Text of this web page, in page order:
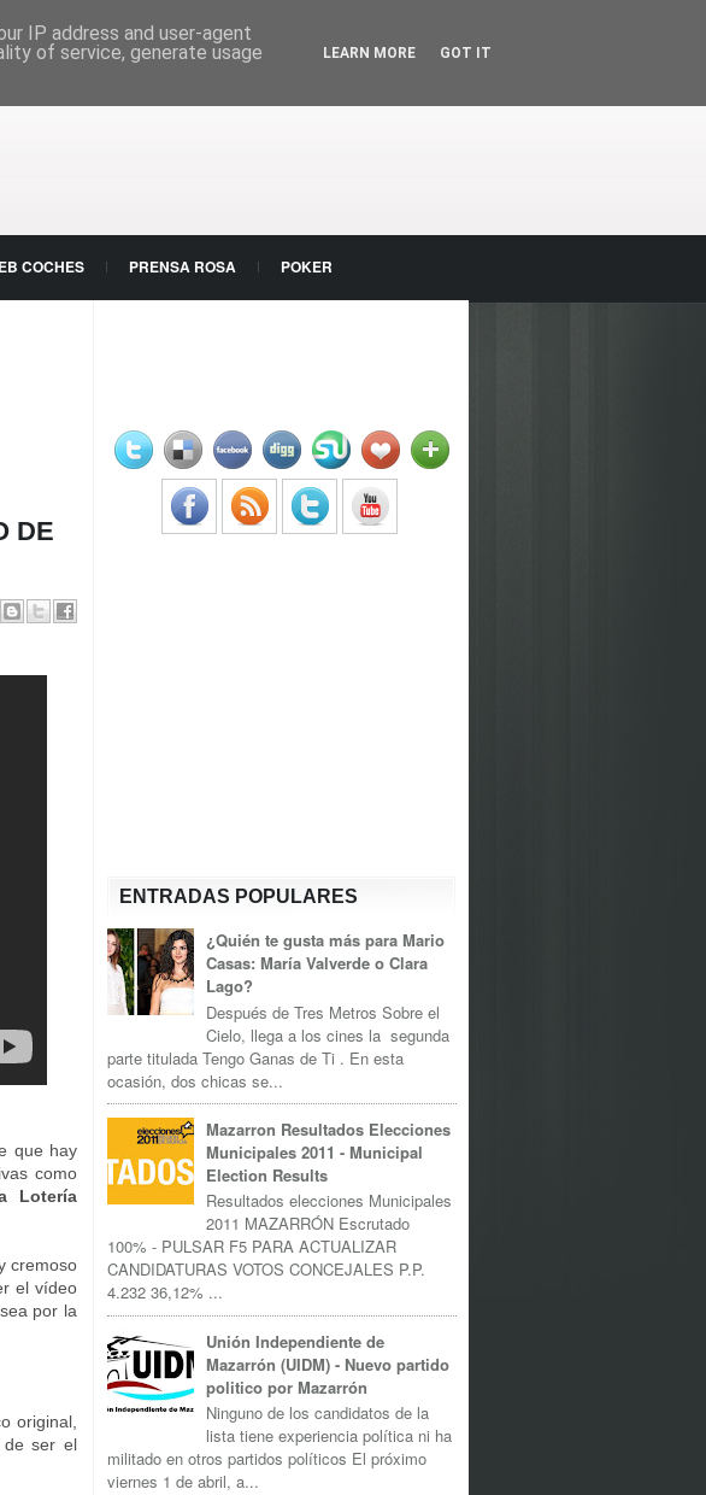
COCHES PRENSA ROSA POKER
DE
que hay
como
Lotería
cremoso
el vídeo
por la
original,
de ser el
ENTRADAS POPULARES
¿Quién te gusta más para Mario
Casas: María Valverde o Clara
Lago?
Después de Tres Metros Sobre el
Cielo, llega a los cines la segunda
parte titulada Tengo Ganas de Ti . En esta
ocasión, dos chicas se...
Mazarron Resultados Elecciones
Municipales 2011 - Municipal
Election Results
Resultados elecciones Municipales
2011 MAZARRÓN Escrutado
100% - PULSAR F5 PARA ACTUALIZAR
CANDIDATURAS VOTOS CONCEJALES P.P.
4.232 36,12% ...
Unión Independiente de
Mazarrón (UIDM) - Nuevo partido
politico por Mazarrón
Ninguno de los candidatos de la
lista tiene experiencia política ni ha
militado en otros partidos políticos El próximo
viernes 1 de abril, a...
IP address and user-agent
of service, generate usage
LEARN MORE GOT IT